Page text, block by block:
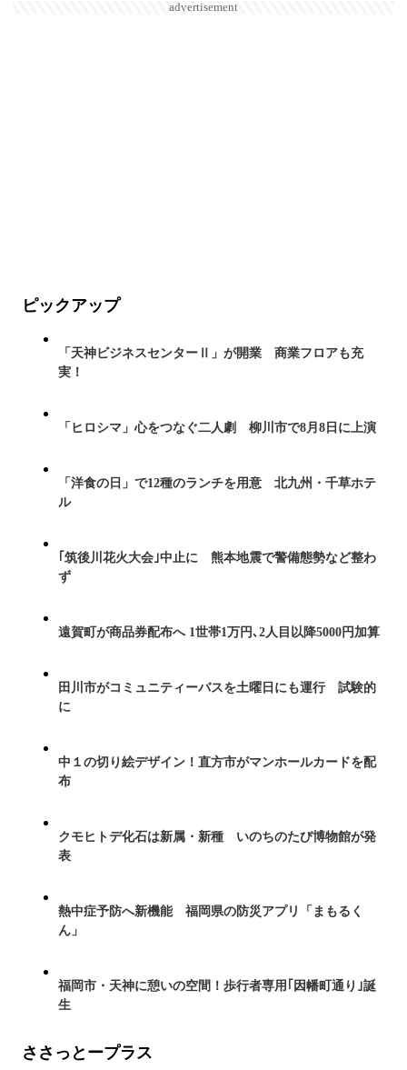
advertisement
ピックアップ
「天神ビジネスセンターⅡ」が開業 商業フロアも充
実！
「ヒロシマ」心をつなぐ二人劇 柳川市で8月8日に上演
「洋食の日」で12種のランチを用意 北九州・千草ホテ
ル
｢筑後川花火大会｣中止に 熊本地震で警備態勢など整わ
ず
遠賀町が商品券配布へ 1世帯1万円､2人目以降5000円加算
田川市がコミュニティーバスを土曜日にも運行 試験的
に
中１の切り絵デザイン！直方市がマンホールカードを配
布
クモヒトデ化石は新属・新種 いのちのたび博物館が発
表
熱中症予防へ新機能 福岡県の防災アプリ「まもるく
ん」
福岡市・天神に憩いの空間！歩行者専用｢因幡町通り｣誕
生
ささっとープラス